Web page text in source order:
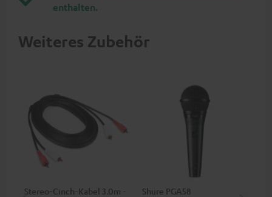
enthalten.
Weiteres Zubehör
Stereo-Cinch-Kabel 3.0m -
Shure PGA58